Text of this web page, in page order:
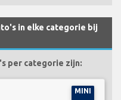
in elke categorie bij
per categorie zijn:
MINI